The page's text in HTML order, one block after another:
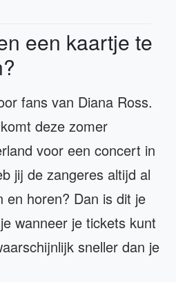
een kaartje te
fans van Diana Ross.
deze zomer
voor een concert in
jij de zangeres altijd al
en horen? Dan is dit je
wanneer je tickets kunt
sneller dan je